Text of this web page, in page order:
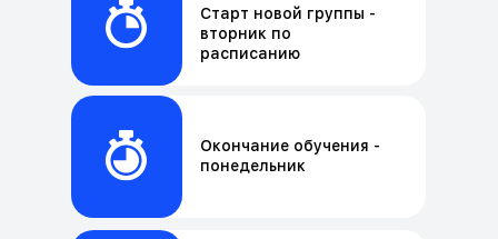
Старт новой группы -
вторник по
расписанию
Окончание обучения -
понедельник